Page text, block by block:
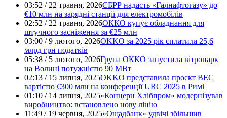
03:52 / 22 травня, 2026ЄБРР надасть «Галнафтогазу» до
€10 млн на зарядні станції для електромобілів
02:52 / 22 травня, 2026ОККО купує обладнання для
штучного засніження за €25 млн
03:00 / 9 лютого, 2026OKKO за 2025 рік сплатила 25,6
млрд грн податків
05:38 / 5 лютого, 2026Група ОККО запустила вітропарк
на Волині потужністю 90 МВт
02:13 / 15 липня, 2025OKKO представила проєкт ВЕС
вартістю €300 млн на конференції URC 2025 в Римі
01:10 / 14 липня, 2025«Концерн Хлібпром» модернізував
виробництво: встановлено нову лінію
11:49 / 19 червня, 2025«Ощадбанк» удвічі збільшив